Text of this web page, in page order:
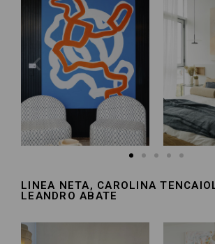
LINEA NETA, CAROLINA
LEANDRO ABATE​